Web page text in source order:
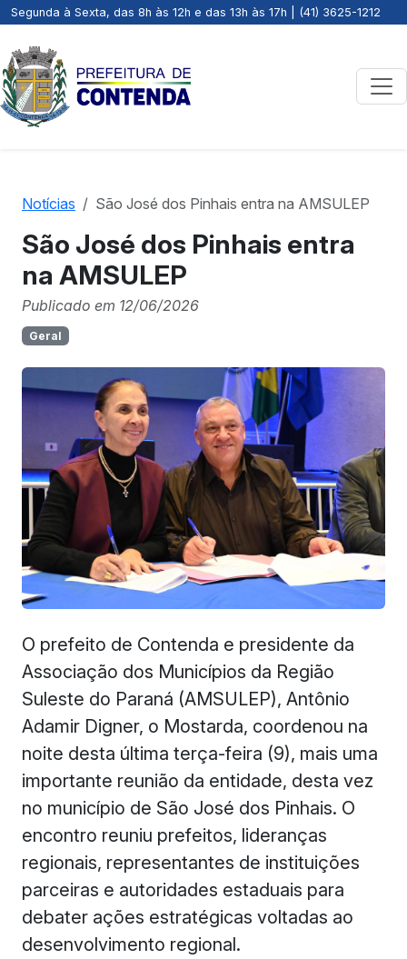
Segunda à Sexta, das 8h às 12h e das 13h às 17h | (41) 3625-1212
Notícias São José dos Pinhais entra na AMSULEP
São José dos Pinhais entra
na AMSULEP
Publicado em 12/06/2026
Geral
O prefeito de Contenda e presidente da
Associação dos Municípios da Região
Suleste do Paraná (AMSULEP), Antônio
Adamir Digner, o Mostarda, coordenou na
noite desta última terça-feira (9), mais uma
importante reunião da entidade, desta vez
no município de São José dos Pinhais. O
encontro reuniu prefeitos, lideranças
regionais, representantes de instituições
parceiras e autoridades estaduais para
debater ações estratégicas voltadas ao
desenvolvimento regional.